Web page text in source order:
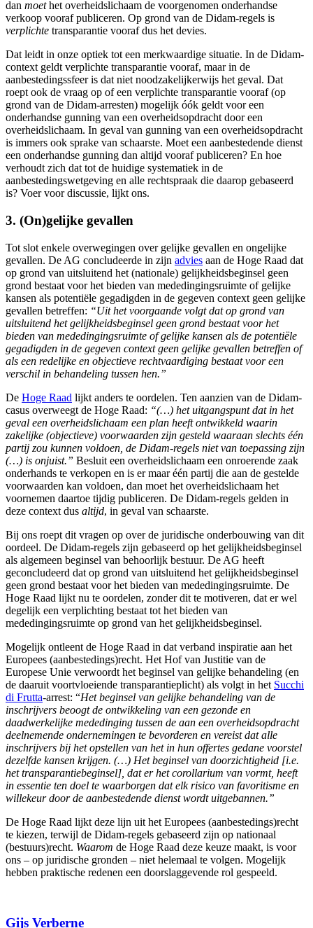
dan moethet overheidslichaam de voorgenomen onderhandse
verkoop vooraf publiceren. Op grond van de Didam-regels is
verplichte transparantie vooraf dus het devies.
Dat leidt in onze optiek tot een merkwaardige situatie. In de Didam-
context geldt verplichte transparantie vooraf, maar in de
aanbestedingssfeer is dat niet noodzakelijkerwijs het geval. Dat
roept ook de vraag op of een verplichte transparantie vooraf (op
grond van de Didam-arresten) mogelijk óók geldt voor een
onderhandse gunning van een overheidsopdracht door een
overheidslichaam. In geval van gunning van een overheidsopdracht
is immers ook sprake van schaarste. Moet een aanbestedende dienst
een onderhandse gunning dan altijd vooraf publiceren? En hoe
verhoudt zich dat tot de huidige systematiek in de
aanbestedingswetgeving en alle rechtspraak die daarop gebaseerd
is? Voer voor discussie, lijkt ons.
3. (On)gelijke gevallen
Tot slot enkele overwegingen over gelijke gevallen en ongelijke
gevallen. De AG concludeerde in zijn advies aan de Hoge Raad dat
op grond van uitsluitend het (nationale) gelijkheidsbeginsel geen
grond bestaat voor het bieden van mededingingsruimte of gelijke
kansen als potentiële gegadigden in de gegeven context geen gelijke
gevallen betreffen: “Uit het voorgaande volgt dat op grond van
uitsluitend het gelijkheidsbeginsel geen grond bestaat voor het
bieden van mededingingsruimte of gelijke kansen als de potentiële
gegadigden in de gegeven context geen gelijke gevallen betreffen of
als een redelijke en objectieve rechtvaardiging bestaat voor een
verschil in behandeling tussen hen.”
De Hoge Raad lijkt anders te oordelen. Ten aanzien van de Didam-
casus overweegt de Hoge Raad: “(…) het uitgangspunt dat in het
geval een overheidslichaam een plan heeft ontwikkeld waarin
zakelijke (objectieve) voorwaarden zijn gesteld waaraan slechts één
partij zou kunnen voldoen, de Didam-regels niet van toepassing zijn
(…) is onjuist.” Besluit een overheidslichaam een onroerende zaak
onderhands te verkopen en is er maar één partij die aan de gestelde
voorwaarden kan voldoen, dan moet het overheidslichaam het
voornemen daartoe tijdig publiceren. De Didam-regels gelden in
deze context dus altijd, in geval van schaarste.
Bij ons roept dit vragen op over de juridische onderbouwing van dit
oordeel. De Didam-regels zijn gebaseerd op het gelijkheidsbeginsel
als algemeen beginsel van behoorlijk bestuur. De AG heeft
geconcludeerd dat op grond van uitsluitend het gelijkheidsbeginsel
geen grond bestaat voor het bieden van mededingingsruimte. De
Hoge Raad lijkt nu te oordelen, zonder dit te motiveren, dat er wel
degelijk een verplichting bestaat tot het bieden van
mededingingsruimte op grond van het gelijkheidsbeginsel.
Mogelijk ontleent de Hoge Raad in dat verband inspiratie aan het
Europees (aanbestedings)recht. Het Hof van Justitie van de
Europese Unie verwoordt het beginsel van gelijke behandeling (en
de daaruit voortvloeiende transparantieplicht) als volgt in het Succhi
di Frutta-arrest: “Het beginsel van gelijke behandeling van de
inschrijvers beoogt de ontwikkeling van een gezonde en
daadwerkelijke mededinging tussen de aan een overheidsopdracht
deelnemende ondernemingen te bevorderen en vereist dat alle
inschrijvers bij het opstellen van het in hun offertes gedane voorstel
dezelfde kansen krijgen. (…) Het beginsel van doorzichtigheid [i.e.
het transparantiebeginsel], dat er het corollarium van vormt, heeft
in essentie ten doel te waarborgen dat elk risico van favoritisme en
willekeur door de aanbestedende dienst wordt uitgebannen.”
De Hoge Raad lijkt deze lijn uit het Europees (aanbestedings)recht
te kiezen, terwijl de Didam-regels gebaseerd zijn op nationaal
(bestuurs)recht. Waarom de Hoge Raad deze keuze maakt, is voor
ons – op juridische gronden – niet helemaal te volgen. Mogelijk
hebben praktische redenen een doorslaggevende rol gespeeld.
Gijs Verberne